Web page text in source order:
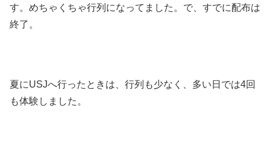
す。めちゃくちゃ行列になってました。で、すでに配布は
終了。
夏にUSJへ行ったときは、行列も少なく、多い日では4回
も体験しました。